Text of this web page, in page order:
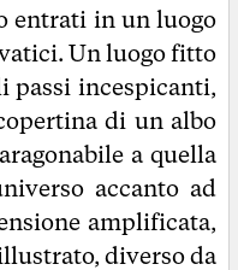
entrati in un luogo
Un luogo fitto
passi incespicanti,
di un albo
a quella
accanto ad
amplificata,
diverso da